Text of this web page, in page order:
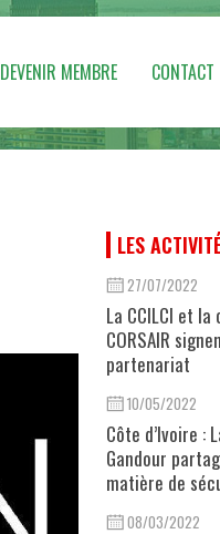
DEVENIR MEMBRE CONTACT
LES
27/07/2022
La CCILCI et
CORSAIR
partenariat
10/05/2022
Côte d’Ivoire :
Gandour
matière de
08/03/2022